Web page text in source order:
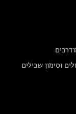
וסימון שבילים